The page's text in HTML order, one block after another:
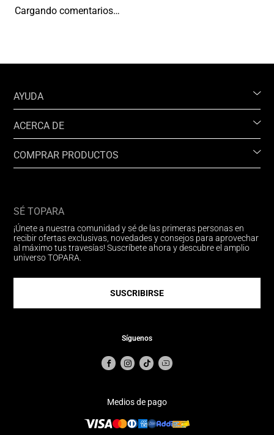
Cargando comentarios…
AYUDA
ACERCA DE
COMPRAR PRODUCTOS
SÉ TOPARA
¡Únete a nuestra comunidad y sé de las primeras personas en
recibir ofertas exclusivas, novedades y consejos para aprovechar
al máximo tus travesías! Suscríbete ahora y descubre el amplio
universo TOPARA.
SUSCRIBIRSE
Síguenos
Medios de pago